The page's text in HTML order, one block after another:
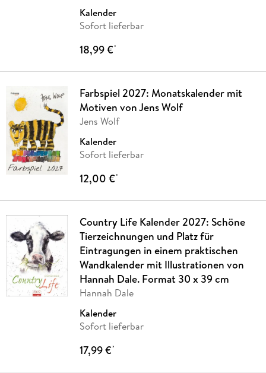
Kalender
Sofort lieferbar
18,99 €*
Farbspiel 2027: Monatskalender mit
Motiven von Jens Wolf
Jens Wolf
Kalender
Sofort lieferbar
12,00 €*
Country Life Kalender 2027: Schöne
Tierzeichnungen und Platz für
Eintragungen in einem praktischen
Wandkalender mit Illustrationen von
Hannah Dale. Format 30 x 39 cm
Hannah Dale
Kalender
Sofort lieferbar
17,99 €*